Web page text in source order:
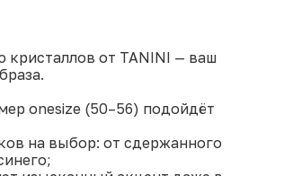
кристаллов от TANINI — ваш
onesize (50–56) подойдёт
на выбор: от сдержанного